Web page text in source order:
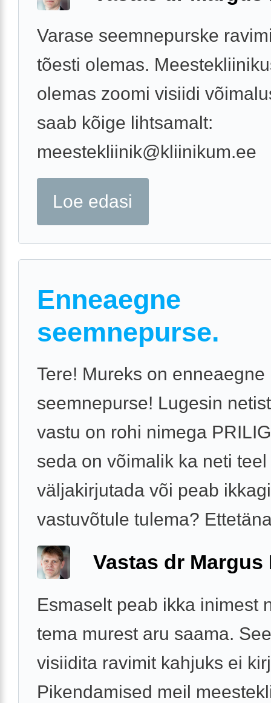
Varase seemnepurske
tõesti olemas.
olemas zoomi visiidi
saab kõige lihtsamalt:
meestekliinik@kliinikum.ee
Loe edasi
Enneaegne
seemnepurse.
Tere! Mureks on enneaegne
seemnepurse! Lugesin
vastu on rohi nimega
seda on võimalik ka neti teel
väljakirjutada või peab
vastuvõtule tulema?
Vastas dr Margus
Esmaselt peab ikka inimest
tema murest aru saama.
visiidita ravimit kahjuks ei
Pikendamised meil